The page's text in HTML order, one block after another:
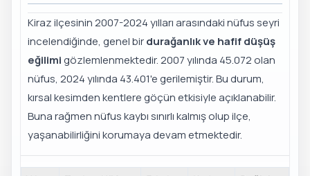
Kiraz ilçesinin 2007-2024 yılları arasındaki nüfus seyri
incelendiğinde, genel birdurağanlık ve hafif düşüş
eğilimigözlemlenmektedir. 2007 yılında 45.072 olan
nüfus, 2024 yılında 43.401'e gerilemiştir. Bu durum,
kırsal kesimden kentlere göçün etkisiyle açıklanabilir.
Buna rağmen nüfus kaybı sınırlı kalmış olup ilçe,
yaşanabilirliğini korumaya devam etmektedir.